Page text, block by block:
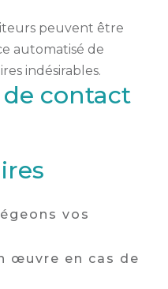
peuvent être
automatisé de
indésirables.
contact
vos
œuvre en cas de